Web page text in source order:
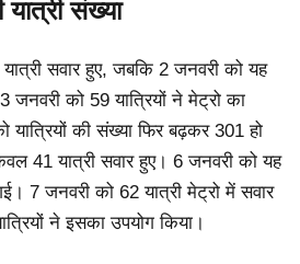
संख्या
सवार हुए, जबकि 2 जनवरी को यह
को 59 यात्रियों ने मेट्रो का
यात्रियों की संख्या फिर बढ़कर 301 हो
41 यात्री सवार हुए। 6 जनवरी को यह
7 जनवरी को 62 यात्री मेट्रो में सवार
ने इसका उपयोग किया।